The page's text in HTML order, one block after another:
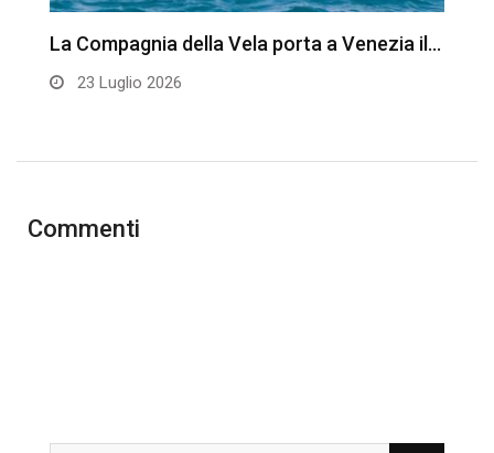
La Compagnia della Vela porta a Venezia il…
23 Luglio 2026
Commenti